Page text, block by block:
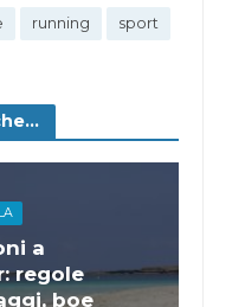
running sport
a
regole
boe